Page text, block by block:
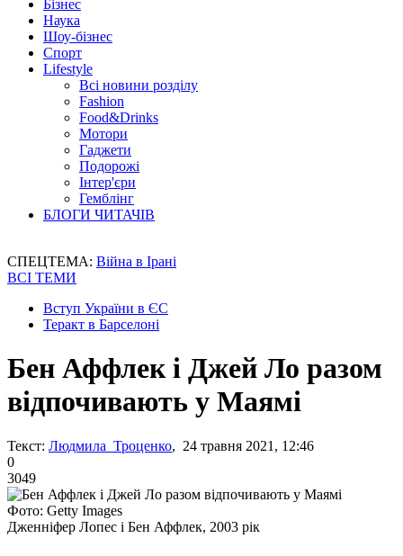
Бізнес
Наука
Шоу-бізнес
Спорт
Lifestyle
Всі новини розділу
Fashion
Food&Drinks
Мотори
Гаджети
Подорожі
Інтер'єри
Гемблінг
БЛОГИ ЧИТАЧІВ
СПЕЦТЕМА: Війна в Ірані
ВСІ ТЕМИ
Вступ України в ЄС
Теракт в Барселоні
Бен Аффлек і Джей Ло разом
відпочивають у Маямі
Текст: Людмила Троценко, 24 травня 2021, 12:46
0
3049
Фото: Getty Images
Дженніфер Лопес і Бен Аффлек, 2003 рік